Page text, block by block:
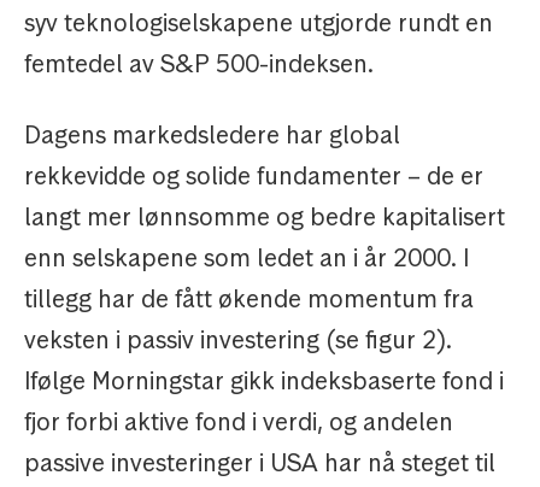
syv teknologiselskapene utgjorde rundt en
femtedel av S&P 500-indeksen.
Dagens markedsledere har global
rekkevidde og solide fundamenter – de er
langt mer lønnsomme og bedre kapitalisert
enn selskapene som ledet an i år 2000. I
tillegg har de fått økende momentum fra
veksten i passiv investering (se figur 2).
Ifølge Morningstar gikk indeksbaserte fond i
fjor forbi aktive fond i verdi, og andelen
passive investeringer i USA har nå steget til